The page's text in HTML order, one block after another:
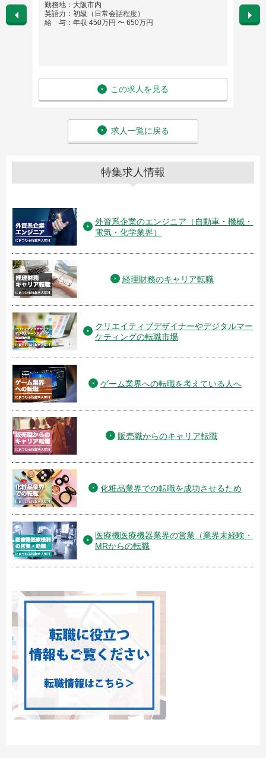
勤務地：大阪市内
英語力：初級（日常会話程度）
給 与：年収 450万円 〜 650万円
この求人を見る
勤務
〇直
英語
求人一覧に戻る
特集求人情報
外資系企業のエンジニア（自動車・機械・
電気・化学業界）
経理財務のキャリア転職
クリエイティブデザイナーやデジタルマー
ケティングの転職市場
ゲーム業界への転職を考えている人へ
販売職からのキャリア転職
化粧品業界での転職を成功させるため
医療機医療機器業界の営業（業界未経験・
MRからの転職